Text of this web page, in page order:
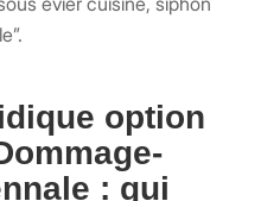
option
: qui